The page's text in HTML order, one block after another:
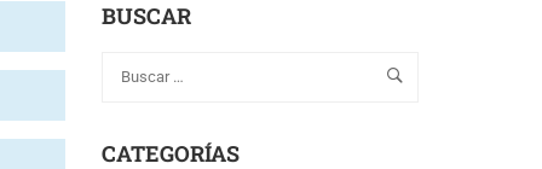
BUSCAR
CATEGORÍAS